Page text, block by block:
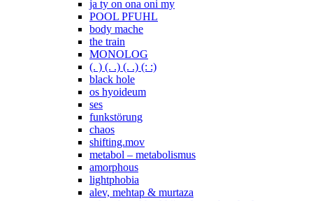
ja ty on ona oni my
POOL PFUHL
body mache
the train
MONOLOG
(. ) (. .) (. .) (: :)
black hole
os hyoideum
ses
funkstörung
chaos
shifting.mov
metabol – metabolismus
amorphous
lightphobia
alev, mehtap & murtaza